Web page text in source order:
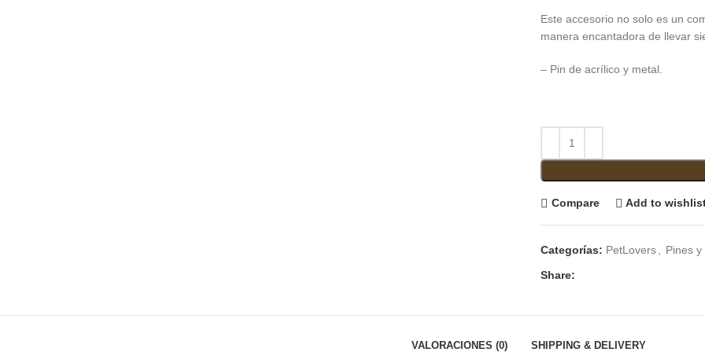
Este accesorio no solo es un
manera encantadora de llevar
– Pin de acrílico y metal.
Compare Add to
Categorías: PetLovers
Pines
Share:
VALORACIONES (0) SHIPPING & DELIVERY